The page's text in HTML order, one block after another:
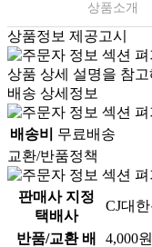
상품소개
상품정보 제공고시
상품 상세 설명을 참
배송 상세정보
배송비
무료배송
교환/반품정책
판매사 지정
택배사
CJ대
반품/교환 배
4,000